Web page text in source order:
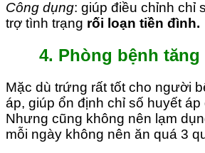
Công dụng: giúp điều chỉnh chỉ
trợ tình trạng rối loạn tiền đình.
4. Phòng bệnh tăng
Mặc dù trứng rất tốt cho người
áp, giúp ổn định chỉ số huyết
Nhưng cũng không nên lạm
mỗi ngày không nên ăn quá 3